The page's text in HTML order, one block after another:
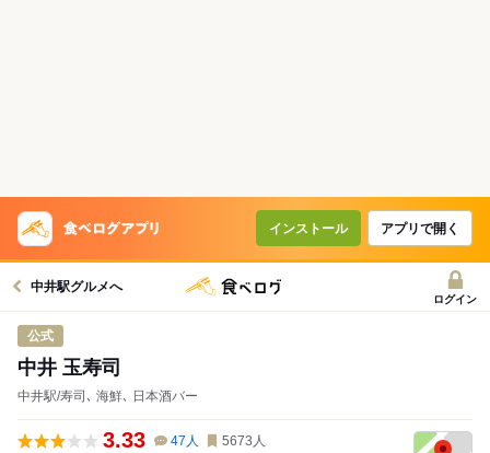
インストール アプリで開く
中井駅グルメへ
ログイン
公式
中井 玉寿司
中井駅/寿司､ 海鮮､ 日本酒バー
3.33 47 人 5673 人